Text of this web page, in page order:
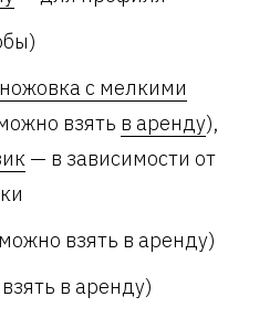
ножовка с мелкими
взять в аренду),
— в зависимости от
взять в аренду)
в аренду)